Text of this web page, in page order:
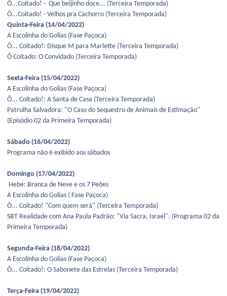
Ô...Coitado! - Que beijinho doce... (Terceira Temporada)
Ô...Coitado! - Velhos pra Cachorro (Terceira Temporada)
Quinta-Feira (14/04/2022)
A Escolinha do Golias (Fase Paçoca)
Ô... Coitado!: Disque M para Marlette (Terceira Temporada)
Ô Coitado: O Convidado (Terceira Temporada)
Sexta-Feira (15/04/2022)
A Escolinha do Golias (Fase Paçoca)
Ô... Coitado!: A Santa de Casa (Terceira Temporada)
Patrulha Salvadora: "O Caso do Sequestro de Animais de Estimação"
(Episódio 02 da Primeira Temporada)
Sábado (16/04/2022)
Programa não é exibido aos sábados
Domingo (17/04/2022)
Hebe: Branca de Neve e os 7 Peões
A Escolinha do Golias ( Fase Paçoca)
Ô... Coitado! "Com quem será" (Terceira Temporada)
SBT Realidade com Ana Paula Padrão: "Via Sacra, Israel". (Programa 02 da
Primeira Temporada)
Segunda-Feira (18/04/2022)
A Escolinha do Golias (Fase Paçoca)
Ô... Coitado!: O Sabonete das Estrelas (Terceira Temporada)
Terça-Feira (19/04/2022)